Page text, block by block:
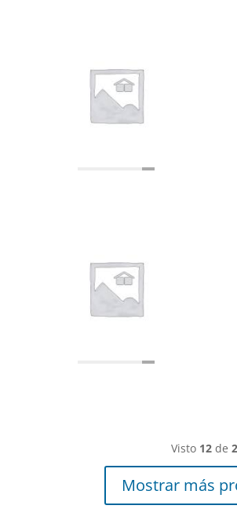
Visto 12 de
Mostrar más